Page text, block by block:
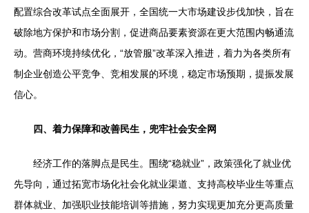
配置综合改革试点全面展开，全国统一大市场建设步伐加快，旨在
破除地方保护和市场分割，促进商品要素资源在更大范围内畅通流
动。营商环境持续优化，“放管服”改革深入推进，着力为各类所有
制企业创造公平竞争、竞相发展的环境，稳定市场预期，提振发展
信心。
四、着力保障和改善民生，兜牢社会安全网
经济工作的落脚点是民生。围绕“稳就业”，政策强化了就业优
先导向，通过拓宽市场化社会化就业渠道、支持高校毕业生等重点
群体就业、加强职业技能培训等措施，努力实现更加充分更高质量